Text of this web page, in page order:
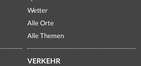
Wetter
Alle Orte
Alle Themen
VERKEHR